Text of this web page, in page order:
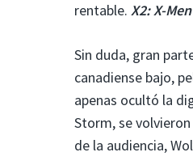
rentable. X2: X-
Sin duda, gran
canadiense bajo,
apenas ocultó la
Storm, se
de la audiencia,